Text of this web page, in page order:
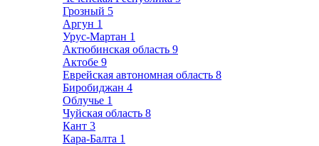
Грозный 5
Аргун 1
Урус-Мартан 1
Актюбинская область 9
Актобе 9
Еврейская автономная область 8
Биробиджан 4
Облучье 1
Чуйская область 8
Кант 3
Кара-Балта 1